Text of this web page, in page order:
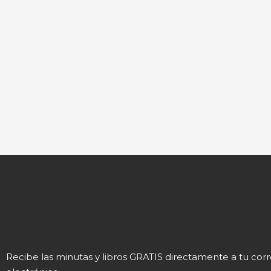
Recibe las minutas y libros GRATIS directamente a tu